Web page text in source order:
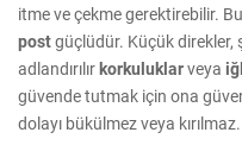
itme ve çekme gerektirebilir.
postgüçlüdür. Küçük direkler,
adlandırılırkorkuluklarveya
güvende tutmak için ona
dolayı bükülmez veya kırılmaz.